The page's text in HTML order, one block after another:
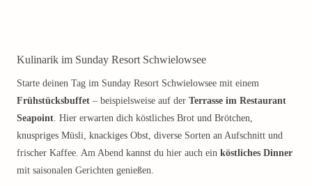
Kulinarik im Sunday Resort Schwielowsee
Starte deinen Tag im Sunday Resort Schwielowsee mit einem
Frühstücksbuffet – beispielsweise auf der Terrasse im Restaurant
Seapoint. Hier erwarten dich köstliches Brot und Brötchen,
knuspriges Müsli, knackiges Obst, diverse Sorten an Aufschnitt und
frischer Kaffee. Am Abend kannst du hier auch ein köstliches Dinner
mit saisonalen Gerichten genießen.